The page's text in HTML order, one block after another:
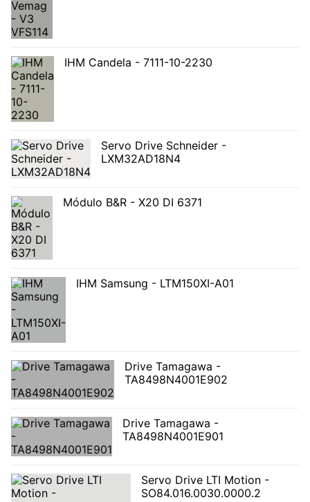
IHM Candela - 7111-10-2230
Servo Drive Schneider -
LXM32AD18N4
Módulo B&R - X20 DI 6371
IHM Samsung - LTM150XI-A01
Drive Tamagawa -
TA8498N4001E902
Drive Tamagawa -
TA8498N4001E901
Servo Drive LTI Motion -
SO84.016.0030.0000.2